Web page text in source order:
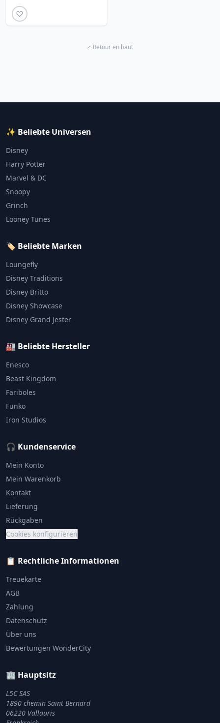
Retour en haut
✨ Beliebte Universen
Disney
Harry Potter
Marvel & DC
Snoopy
Grinch
Looney Tunes
🏷️ Beliebte Marken
Loungefly
Disney Traditions
Disney Britto
Disney Showcase
Disney Grand Jester
🏭 Beliebte Hersteller
Enesco
Beast Kingdom
Fariboles
Funko
Iron Studios
🎧 Kundenservice
Mein Konto
Mein Warenkorb
Kontakt
Lieferung
Rückgaben
Cookies konfigurieren
📋 Rechtliche Informationen
Treuekarte
AGB
Zahlung
Datenschutz
Über uns
Bewertungen WonderCity
🏢 Hauptsitz
L5C SAS
1890 chemin Saint Bernard
06220 Vallauris